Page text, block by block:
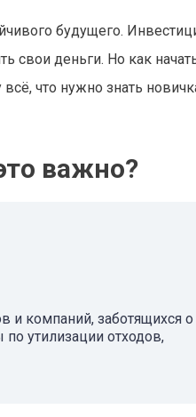
будущего.
свои деньги. Но как
что нужно знать
важно?
и компаний, заботящихся о
утилизации отходов,